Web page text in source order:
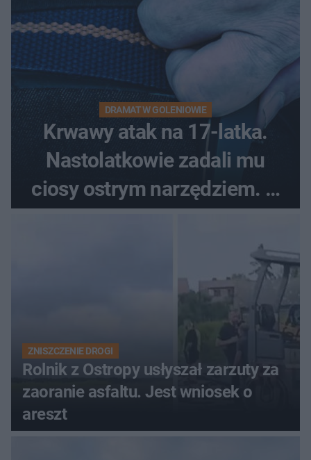
DRAMAT W GOLENIOWIE
Krwawy atak na 17-latka.
Nastolatkowie zadali mu
ciosy ostrym narzędziem. O
ich losach zdecyduje sąd
ZNISZCZENIE DROGI
Rolnik z Ostropy usłyszał zarzuty za
zaoranie asfaltu. Jest wniosek o
areszt